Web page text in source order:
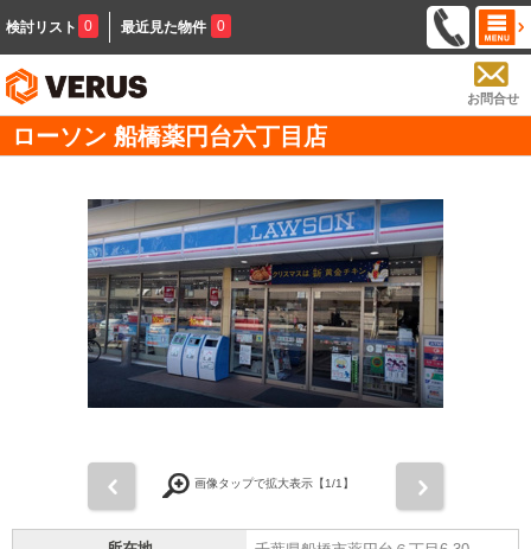
検討リスト 0 最近見た物件 0
お問合せ
ローソン 船橋薬円台六丁目店
画像タップで拡大表示【1/1】